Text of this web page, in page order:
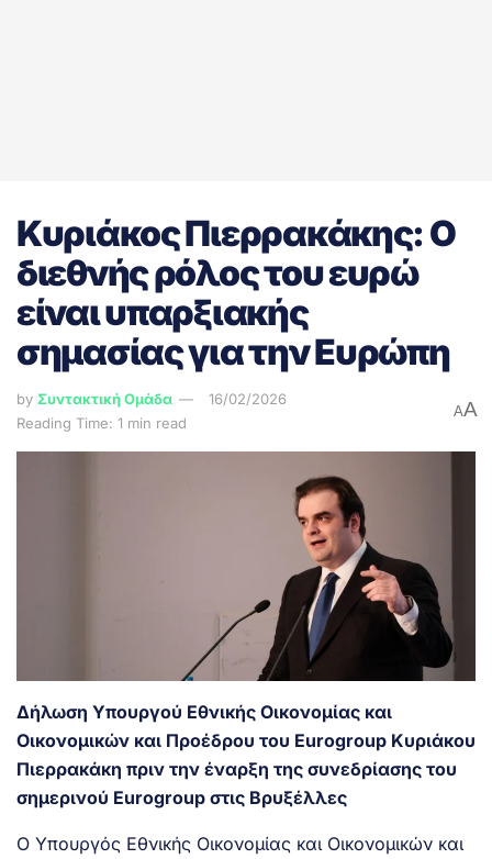
Κυριάκος Πιερρακάκης: Ο
διεθνής ρόλος του ευρώ
είναι υπαρξιακής
σημασίας για την Ευρώπη
by Συντακτική Ομάδα
16/02/2026
Reading Time: 1 min read
AA
Δήλωση Υπουργού Εθνικής Οικονομίας και
Οικονομικών και Προέδρου του Eurogroup Κυριάκου
Πιερρακάκη πριν την έναρξη της συνεδρίασης του
σημερινού Eurogroup στις Βρυξέλλες
Ο Υπουργός Εθνικής Οικονομίας και Οικονομικών και